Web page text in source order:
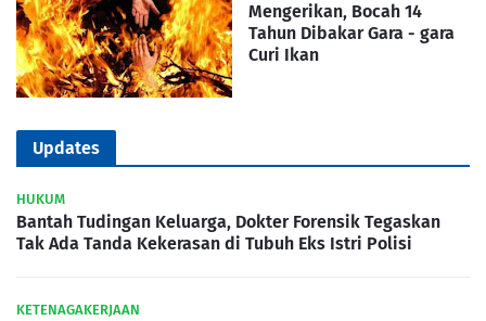
Mengerikan, Bocah 14
Tahun Dibakar Gara - gara
Curi Ikan
Updates
HUKUM
Bantah Tudingan Keluarga, Dokter Forensik Tegaskan
Tak Ada Tanda Kekerasan di Tubuh Eks Istri Polisi
KETENAGAKERJAAN